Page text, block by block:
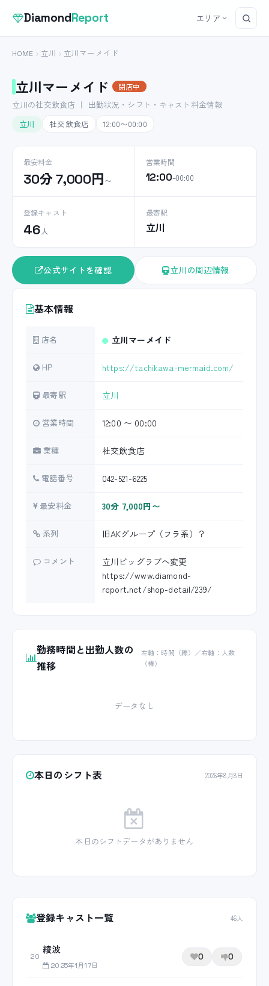
DiamondReport エリア
HOME 立川 立川マーメイド
立川マーメイド 閉店中
立川の社交飲食店 ｜ 出勤状況・シフト・キャスト料金情報
立川
社交飲食店 12:00〜00:00
最安料金
30分 7,000円〜
営業時間
12:00–00:00
登録キャスト
46 人
最寄駅
立川
公式サイトを確認 立川の周辺情報
基本情報
店名 立川マーメイド
HP https://tachikawa-mermaid.com/
最寄駅 立川
営業時間 12:00 〜 00:00
業種 社交飲食店
電話番号 042-521-6225
最安料金 30分 7,000円〜
系列 旧AKグループ（フラ系）？
コメント
立川ビッグラブへ変更
https://www.diamond-
report.net/shop-detail/239/
勤務時間と出勤人数の
推移
左軸：時間（線）／右軸：人数
（棒）
データなし
本日のシフト表 2026年8月8日
本日のシフトデータがありません
登録キャスト一覧 46人
20
綾波
2025年1月17日
0 0